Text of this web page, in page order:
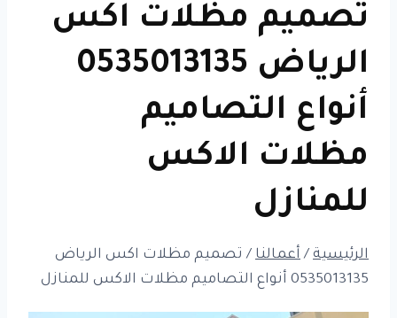
تصميم مظلات اكس
الرياض 0535013135
أنواع التصاميم
مظلات الاكس
للمنازل
الرئيسية / أعمالنا / تصميم مظلات اكس الرياض
0535013135 أنواع التصاميم مظلات الاكس للمنازل